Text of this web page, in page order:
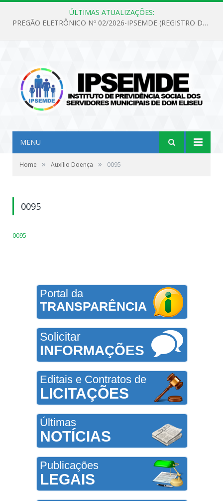
ÚLTIMAS ATUALIZAÇÕES:
PREGÃO ELETRÔNICO Nº 02/2026-IPSEMDE (REGISTRO DE PREÇOS PARA FUTURA E EVENTUAL AQUISIÇÃO DE MATERIAL DE LIMPEZA E GÊNEROS ALIMENTÍCIOS PARA ATENDER AS NECESSIDADES DO INSTITUTO DE PREVIDÊNCIA SOCIAL DOS SERVIDORES MUNICIPAIS DE DOM ELISEU.)
MENU
Home » Auxílio Doença » 0095
0095
0095
Portal da
TRANSPARÊNCIA
Solicitar
INFORMAÇÕES
Editais e Contratos de
LICITAÇÕES
Últimas
NOTÍCIAS
Publicações
LEGAIS